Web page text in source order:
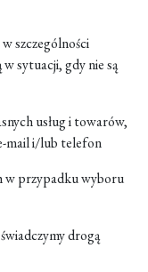
szczególności
sytuacji, gdy nie są
usług i towarów,
mail i/lub telefon
w przypadku wyboru
drogą